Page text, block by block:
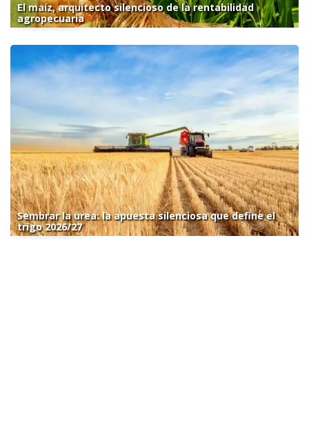
El maíz, arquitecto silencioso de la rentabilidad
agropecuaria
Sembrar la urea: la apuesta silenciosa que define el
trigo 2026/27